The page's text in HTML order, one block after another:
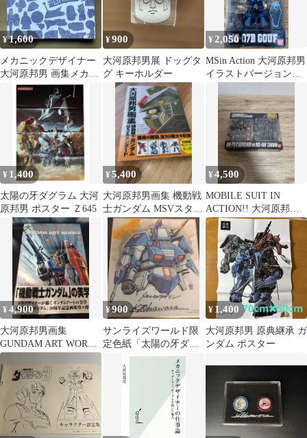
¥1,600
メカニックデザイナー
大河原邦男 画集メカデ
ザインFOR1/1 作品展図
¥900
大河原邦男展 ドッグタ
グ キーホルダー
¥ 2,050
MSin Action 大河原邦男
イラストバージョング
¥ 1,400
太陽の牙ダグラム 大河
原邦男 ポスター Ｚ645
¥5,400
大河原邦男画集 機動戦
士ガンダム MSVスタン
ダード
¥4,500
MOBILE SUIT IN
ACTION!! 大河原邦男
イラスト版
¥4,900
大河原邦男画集
GUNDAM ART WORKS
初版 帯・ポスター付
¥900
サンライズワールド限
定色紙「太陽の牙ダグ
ラム」新品 大河原邦
¥ 1,400
大河原邦男 原典継承 ガ
ンダム ポスター